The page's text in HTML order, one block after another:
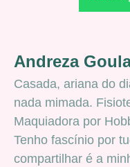
Andreza
Casada, ariana do
nada mimada.
Maquiadora por
Tenho fascínio por
compartilhar é a